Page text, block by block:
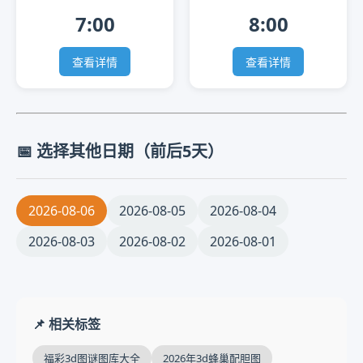
7:00
查看详情
8:00
查看详情
📅 选择其他日期（前后5天）
2026-08-06 2026-08-05
2026-08-04
2026-08-03
2026-08-02 2026-08-01
📌 相关标签
福彩3d图谜图库大全 2026年3d蜂巢配胆图